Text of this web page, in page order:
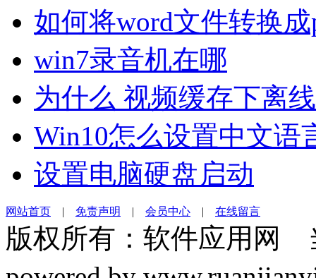
如何将word文件转换
win7录音机在哪
为什么 视频缓存下离
Win10怎么设置中文语
设置电脑硬盘启动
网站首页 | 免责声明 | 会员中心 | 在线留言
版权所有：软件应用网